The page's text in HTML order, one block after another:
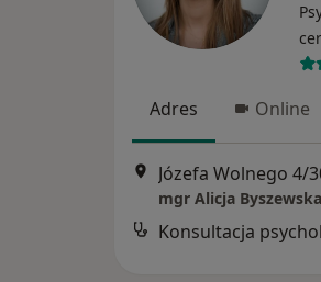
Adres Online
Józefa Wolnego 4/
Konsultacja